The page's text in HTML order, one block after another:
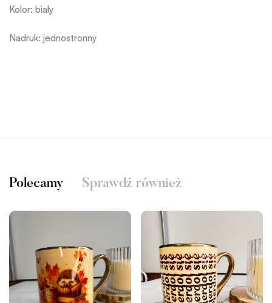
Kolor: biały
Nadruk: jednostronny
Polecamy Sprawdź również